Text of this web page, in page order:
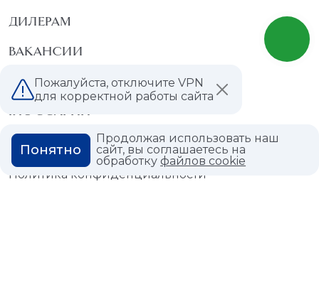
ДИЛЕРАМ
ВАКАНСИИ
ВОПРОС ОТВЕТ
ГЛОССАРИЙ
Политика конфиденциальности
Пожалуйста, отключите VPN
для корректной работы сайта
Продолжая использовать наш
сайт, вы соглашаетесь на
обработкуфайлов cookie
Понятно